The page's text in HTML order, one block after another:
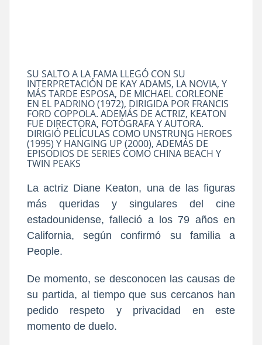
SU SALTO A LA FAMA LLEGÓ CON SU
INTERPRETACIÓN DE KAY ADAMS, LA NOVIA, Y
MÁS TARDE ESPOSA, DE MICHAEL CORLEONE
EN EL PADRINO (1972), DIRIGIDA POR FRANCIS
FORD COPPOLA. ADEMÁS DE ACTRIZ, KEATON
FUE DIRECTORA, FOTÓGRAFA Y AUTORA.
DIRIGIÓ PELÍCULAS COMO UNSTRUNG HEROES
(1995) Y HANGING UP (2000), ADEMÁS DE
EPISODIOS DE SERIES COMO CHINA BEACH Y
TWIN PEAKS
La actriz Diane Keaton, una de las figuras
más queridas y singulares del cine
estadounidense, falleció a los 79 años en
California, según confirmó su familia a
People.
De momento, se desconocen las causas de
su partida, al tiempo que sus cercanos han
pedido respeto y privacidad en este
momento de duelo.